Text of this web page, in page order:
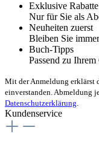
Exklusive Rabatte
Nur für Sie als
Neuheiten zuerst
Bleiben Sie
Buch-Tipps
Passend zu Ihrem
Mit der Anmeldung erklärst
einverstanden. Abmeldung
Datenschutzerklärung.
Kundenservice